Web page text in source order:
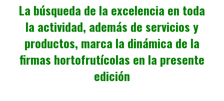
La búsqueda de la excelencia en toda
la actividad, además de servicios y
productos, marca la dinámica de la
firmas hortofrutícolas en la presente
edición